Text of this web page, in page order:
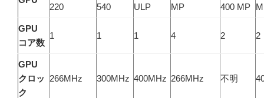
220
540
ULP
MP
400 MP
GPU
コア数
1 1 1 4 2 2
GPU
クロッ
ク
266MHz 300MHz 400MHz 266MHz 不明